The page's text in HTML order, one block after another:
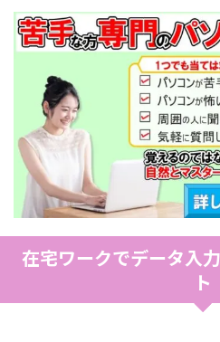
在宅ワークでデータ入
ト